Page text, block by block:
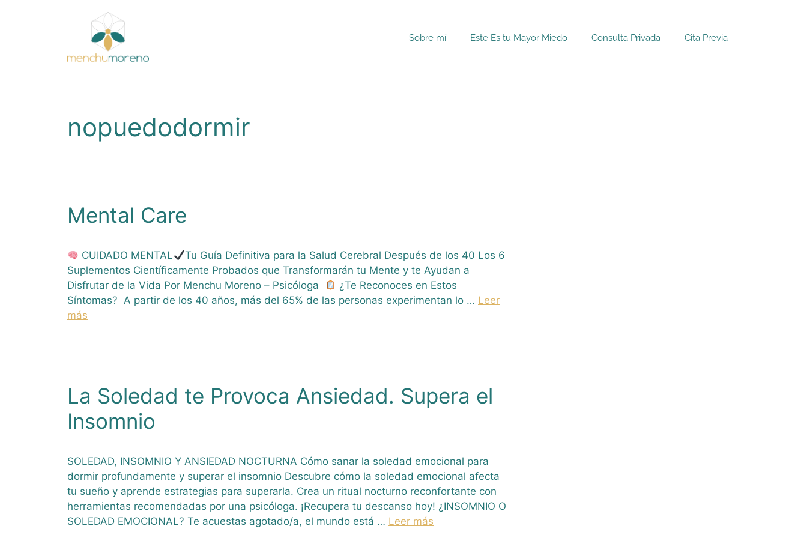
Sobre mí Este Es tu Mayor Miedo Consulta Privada Cita Previa
nopuedodormir
Mental Care
CUIDADO MENTAL
Tu Guía Definitiva para la Salud Cerebral Después de los 40 Los 6
Suplementos Científicamente Probados que Transformarán tu Mente y te Ayudan a
Disfrutar de la Vida Por Menchu Moreno – Psicóloga
¿Te Reconoces en Estos
Síntomas? A partir de los 40 años, más del 65% de las personas experimentan lo … Leer
más
La Soledad te Provoca Ansiedad. Supera el
Insomnio
SOLEDAD, INSOMNIO Y ANSIEDAD NOCTURNA Cómo sanar la soledad emocional para
dormir profundamente y superar el insomnio Descubre cómo la soledad emocional afecta
tu sueño y aprende estrategias para superarla. Crea un ritual nocturno reconfortante con
herramientas recomendadas por una psicóloga. ¡Recupera tu descanso hoy! ¿INSOMNIO O
SOLEDAD EMOCIONAL? Te acuestas agotado/a, el mundo está … Leer más